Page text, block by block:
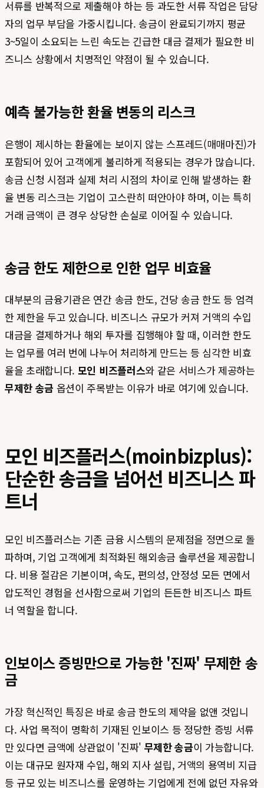
서류를 반복적으로 제출해야 하는 등 과도한 서류 작업은 담당
자의 업무 부담을 가중시킵니다. 송금이 완료되기까지 평균
3~5일이 소요되는 느린 속도는 긴급한 대금 결제가 필요한 비
즈니스 상황에서 치명적인 약점이 될 수 있습니다.
예측 불가능한 환율 변동의 리스크
은행이 제시하는 환율에는 보이지 않는 스프레드(매매마진)가
포함되어 있어 고객에게 불리하게 적용되는 경우가 많습니다.
송금 신청 시점과 실제 처리 시점의 차이로 인해 발생하는 환
율 변동 리스크는 기업이 고스란히 떠안아야 하며, 이는 특히
거래 금액이 큰 경우 상당한 손실로 이어질 수 있습니다.
송금 한도 제한으로 인한 업무 비효율
대부분의 금융기관은 연간 송금 한도, 건당 송금 한도 등 엄격
한 제한을 두고 있습니다. 비즈니스 규모가 커져 거액의 수입
대금을 결제하거나 해외 투자를 집행해야 할 때, 이러한 한도
는 업무를 여러 번에 나누어 처리하게 만드는 등 심각한 비효
율을 초래합니다. 모인 비즈플러스와 같은 서비스가 제공하는
무제한 송금 옵션이 주목받는 이유가 바로 여기에 있습니다.
모인 비즈플러스(moinbizplus):
단순한 송금을 넘어선 비즈니스 파
트너
모인 비즈플러스는 기존 금융 시스템의 문제점을 정면으로 돌
파하며, 기업 고객에게 최적화된 해외송금 솔루션을 제공합니
다. 비용 절감은 기본이며, 속도, 편의성, 안정성 모든 면에서
압도적인 경험을 선사함으로써 기업의 든든한 비즈니스 파트
너 역할을 합니다.
인보이스 증빙만으로 가능한 '진짜' 무제한 송
금
가장 혁신적인 특징은 바로 송금 한도의 제약을 없앤 것입니
다. 사업 목적이 명확히 기재된 인보이스 등 정당한 증빙 서류
만 있다면 금액에 상관없이 '진짜' 무제한 송금이 가능합니다.
이는 대규모 원자재 수입, 해외 지사 설립, 거액의 용역비 지급
등 규모 있는 비즈니스를 운영하는 기업에게 전에 없던 자유와